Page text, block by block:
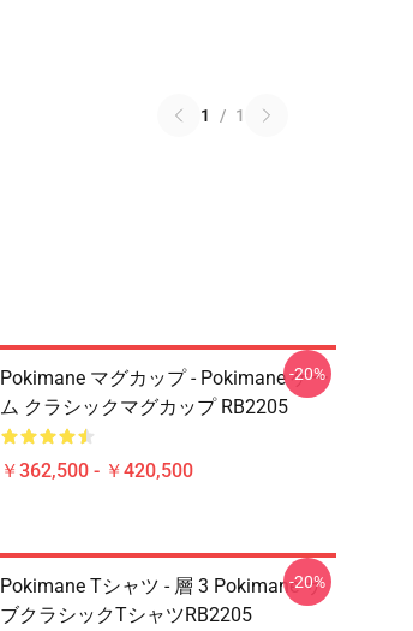
1 / 1
Pokimane マグカップ - Pokimane ゲー
ム クラシックマグカップ RB2205
￥362,500 - ￥420,500
-20%
Pokimane Tシャツ - 層 3 Pokimane サ
ブクラシックTシャツRB2205
-20%